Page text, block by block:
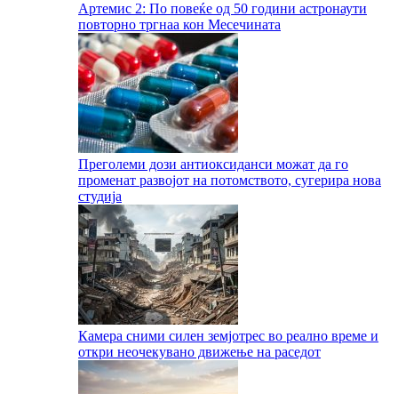
Артемис 2: По повеќе од 50 години астронаути
повторно тргнаа кон Месечината
Преголеми дози антиоксиданси можат да го
променат развојот на потомството, сугерира нова
студија
Камера сними силен земјотрес во реално време и
откри неочекувано движење на раседот